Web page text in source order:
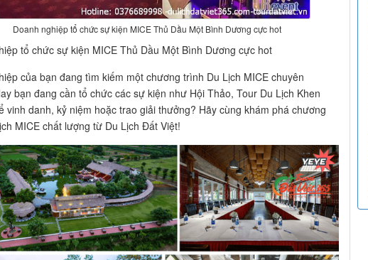
Doanh nghiệp tổ chức sự kiện MICE Thủ Dầu Một Bình Dương cực hot
tổ chức sự kiện MICE Thủ Dầu Một Bình Dương cực hot
của bạn đang tìm kiếm một chương trình Du Lịch MICE chuyên
bạn đang cần tổ chức các sự kiện như Hội Thảo, Tour Du Lịch Khen
vinh danh, kỷ niệm hoặc trao giải thưởng? Hãy cùng khám phá chương
MICE chất lượng từ Du Lịch Đất Việt!